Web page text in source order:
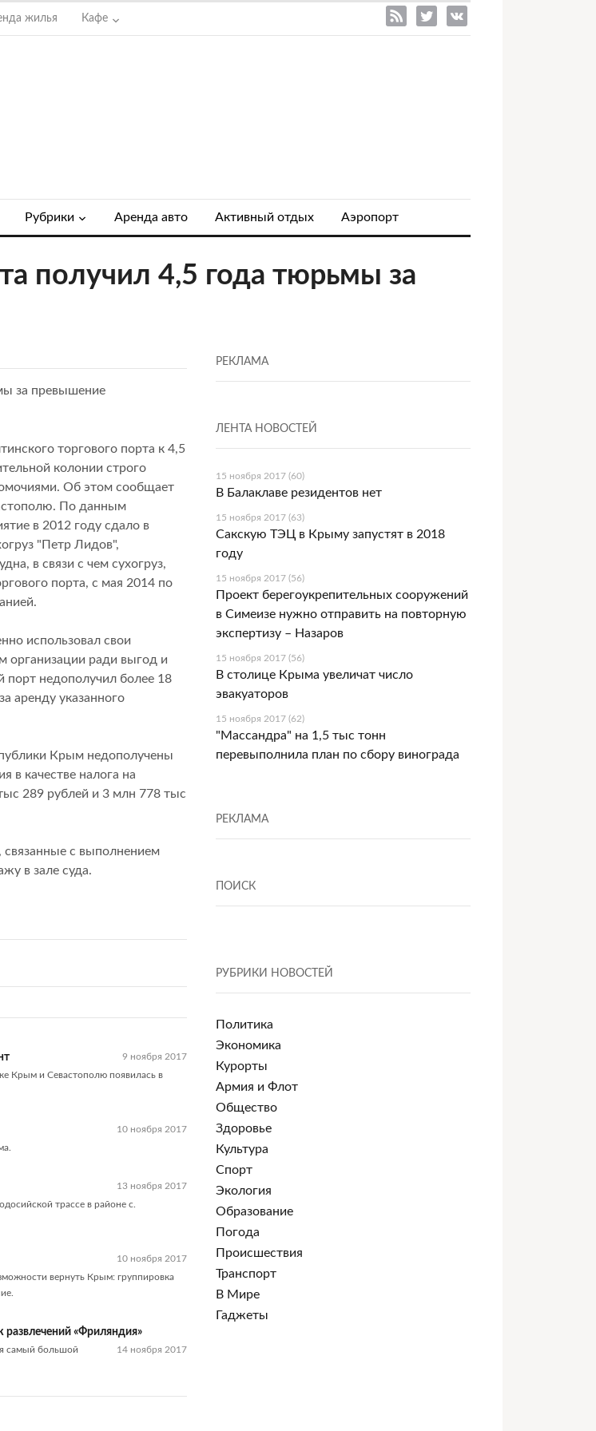
жилья Кафе
Рубрики Аренда авто Активный отдых Аэропорт
получил 4,5 года тюрьмы за
торгового порта к 4,5
колонии строго
Об этом сообщает
По данным
в 2012 году сдало в
"Петр Лидов",
в связи с чем сухогруз,
порта, с мая 2014 по
использовал свои
организации ради выгод и
порт недополучил более 18
аренду указанного
Крым недополучены
в качестве налога на
289 рублей и 3 млн 778 тыс
с выполнением
в зале суда.
9 ноября 2017
Крым и Севастополю появилась в
10 ноября 2017
13 ноября 2017
трассе в районе с.
10 ноября 2017
вернуть Крым: группировка
«Фриляндия»
14 ноября 2017
самый большой
РЕКЛАМА
ЛЕНТА НОВОСТЕЙ
15 ноября 2017 (60)
В Балаклаве резидентов нет
15 ноября 2017 (63)
Сакскую ТЭЦ в Крыму запустят в 2018
году
15 ноября 2017 (56)
Проект берегоукрепительных сооружений
в Симеизе нужно отправить на повторную
экспертизу – Назаров
15 ноября 2017 (56)
В столице Крыма увеличат число
эвакуаторов
15 ноября 2017 (62)
"Массандра" на 1,5 тыс тонн
перевыполнила план по сбору винограда
РЕКЛАМА
ПОИСК
РУБРИКИ НОВОСТЕЙ
Политика
Экономика
Курорты
Армия и Флот
Общество
Здоровье
Культура
Спорт
Экология
Образование
Погода
Происшествия
Транспорт
В Мире
Гаджеты